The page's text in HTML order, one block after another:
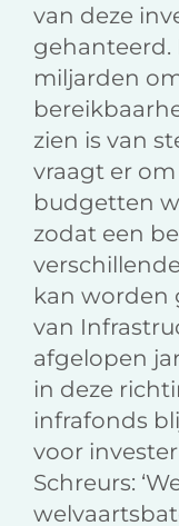
van deze
gehanteerd.
miljarden
zien is van
vraagt er
budgetten
zodat een
kan worden
van
afgelopen
in deze
infrafonds
voor
Schreurs: